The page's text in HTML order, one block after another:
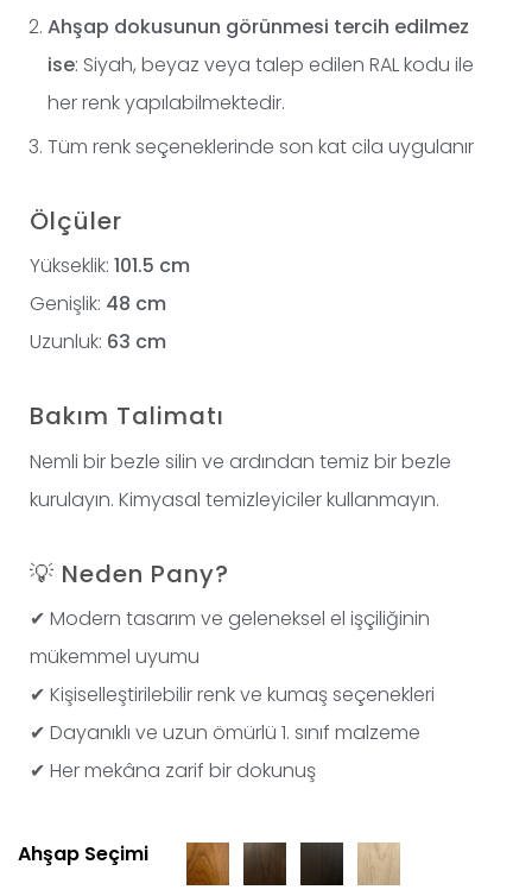
Ahşap dokusunun görünmesi tercih edilmez
ise: Siyah, beyaz veya talep edilen RAL kodu ile
her renk yapılabilmektedir.
Tüm renk seçeneklerinde son kat cila uygulanır
Ölçüler
Yükseklik: 101.5 cm
Genişlik: 48 cm
Uzunluk: 63 cm
Bakım Talimatı
Nemli bir bezle silin ve ardından temiz bir bezle
kurulayın. Kimyasal temizleyiciler kullanmayın.
💡 Neden Pany?
✔ Modern tasarım ve geleneksel el işçiliğinin
mükemmel uyumu
✔ Kişiselleştirilebilir renk ve kumaş seçenekleri
✔ Dayanıklı ve uzun ömürlü 1. sınıf malzeme
✔ Her mekâna zarif bir dokunuş
Ahşap Seçimi